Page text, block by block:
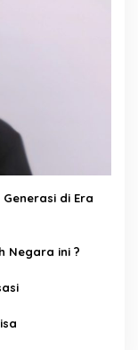
di Era
Negara ini ?